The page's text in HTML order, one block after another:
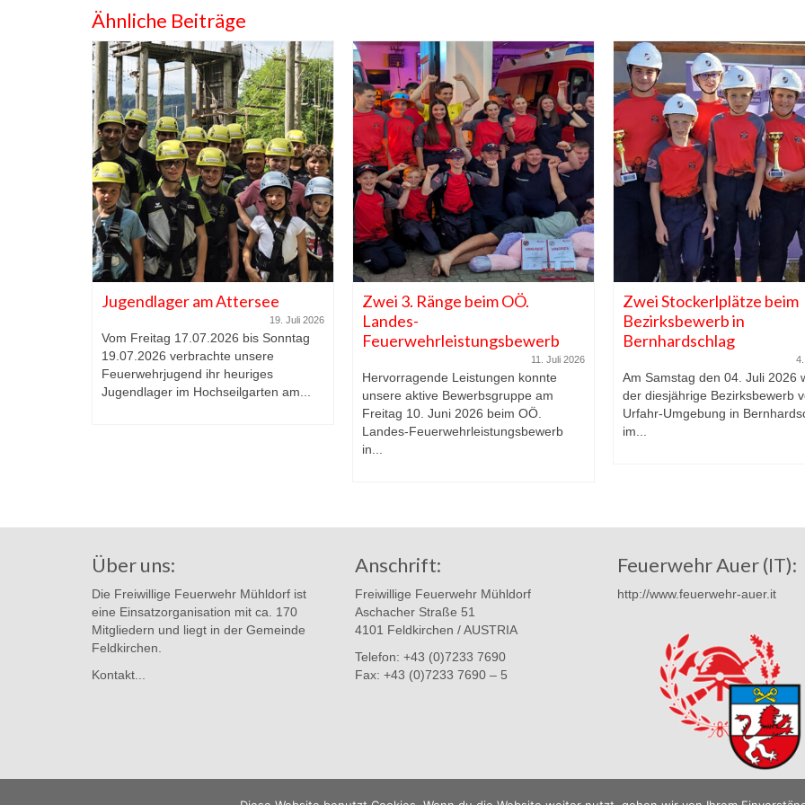
Ähnliche Beiträge
Jugendlager am Attersee
19. Juli 2026
Vom Freitag 17.07.2026 bis Sonntag
19.07.2026 verbrachte unsere
Feuerwehrjugend ihr heuriges
Jugendlager im Hochseilgarten am...
Zwei 3. Ränge beim OÖ.
Landes-
Feuerwehrleistungsbewerb
11. Juli 2026
Hervorragende Leistungen konnte
unsere aktive Bewerbsgruppe am
Freitag 10. Juni 2026 beim OÖ.
Landes-Feuerwehrleistungsbewerb
in...
Zwei Stockerlplätze beim
Bezirksbewerb in
Bernhardschlag
Am Samstag den 04. Juli 2026
der diesjährige Bezirksbewerb
Urfahr-Umgebung in
im...
Über uns:
Die Freiwillige Feuerwehr Mühldorf ist
eine Einsatzorganisation mit ca. 170
Mitgliedern und liegt in der Gemeinde
Feldkirchen.
Kontakt...
Anschrift:
Freiwillige Feuerwehr Mühldorf
Aschacher Straße 51
4101 Feldkirchen / AUSTRIA
Telefon: +43 (0)7233 7690
Fax: +43 (0)7233 7690 – 5
Feuerwehr Auer (IT):
http://www.feuerwehr-auer.it
© 2026 Freiwillige Feuerwehr Mühldorf